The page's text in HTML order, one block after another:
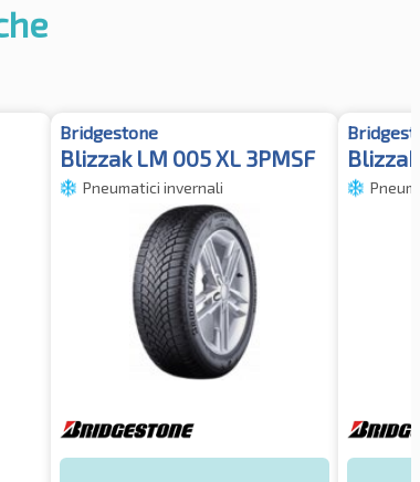
Bridgestone
Blizzak LM 005 XL 3PMSF
Pneumatici invernali
Blizzak